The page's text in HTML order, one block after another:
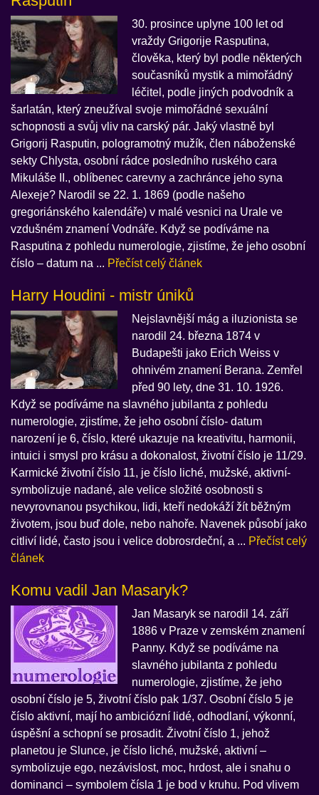
30. prosince uplyne 100 let od
vraždy Grigorije Rasputina,
člověka, který byl podle některých
současníků mystik a mimořádný
léčitel, podle jiných podvodník a
šarlatán, který zneužíval svoje mimořádné sexuální
schopnosti a svůj vliv na carský pár. Jaký vlastně byl
Grigorij Rasputin, pologramotný mužík, člen náboženské
sekty Chlysta, osobní rádce posledního ruského cara
Mikuláše II., oblíbenec carevny a zachránce jeho syna
Alexeje? Narodil se 22. 1. 1869 (podle našeho
gregoriánského kalendáře) v malé vesnici na Urale ve
vzdušném znamení Vodnáře. Když se podíváme na
Rasputina z pohledu numerologie, zjistíme, že jeho osobní
číslo – datum na ... Přečíst celý článek
Harry Houdini - mistr úniků
Nejslavnější mág a iluzionista se
narodil 24. března 1874 v
Budapešti jako Erich Weiss v
ohnivém znamení Berana. Zemřel
před 90 lety, dne 31. 10. 1926.
Když se podíváme na slavného jubilanta z pohledu
numerologie, zjistíme, že jeho osobní číslo- datum
narození je 6, číslo, které ukazuje na kreativitu, harmonii,
intuici i smysl pro krásu a dokonalost, životní číslo je 11/29.
Karmické životní číslo 11, je číslo liché, mužské, aktivní-
symbolizuje nadané, ale velice složité osobnosti s
nevyrovnanou psychikou, lidi, kteří nedokáží žít běžným
životem, jsou buď dole, nebo nahoře. Navenek působí jako
citliví lidé, často jsou i velice dobrosrdeční, a ... Přečíst celý
článek
Komu vadil Jan Masaryk?
Jan Masaryk se narodil 14. září
1886 v Praze v zemském znamení
Panny. Když se podíváme na
slavného jubilanta z pohledu
numerologie, zjistíme, že jeho
osobní číslo je 5, životní číslo pak 1/37. Osobní číslo 5 je
číslo aktivní, mají ho ambiciózní lidé, odhodlaní, výkonní,
úspěšní a schopní se prosadit. Životní číslo 1, jehož
planetou je Slunce, je číslo liché, mužské, aktivní –
symbolizuje ego, nezávislost, moc, hrdost, ale i snahu o
dominanci – symbolem čísla 1 je bod v kruhu. Pod vlivem